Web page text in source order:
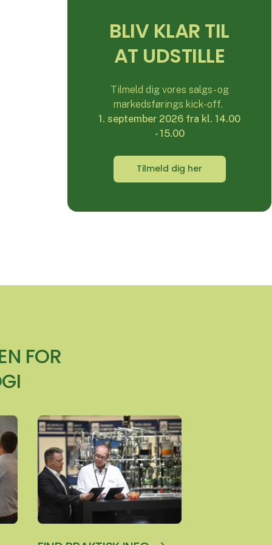
BLIV KLAR TIL
AT UDSTILLE
Tilmeld dig vores salgs- og
markedsførings kick-off.
1. september 2026 fra kl. 14.00
- 15.00
Tilmeld dig her
FOR